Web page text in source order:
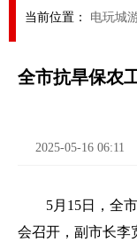
当前位置： 电玩城
全市抗旱保农
2025-05-16 06:11
5月15日，全
会召开，副市长李